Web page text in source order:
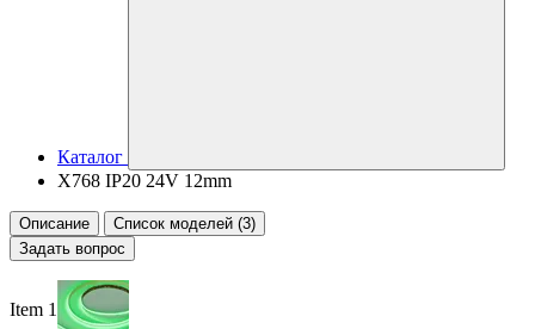
Каталог
X768 IP20 24V 12mm
Описание
Список моделей (3)
Задать вопрос
Item 1 of 4